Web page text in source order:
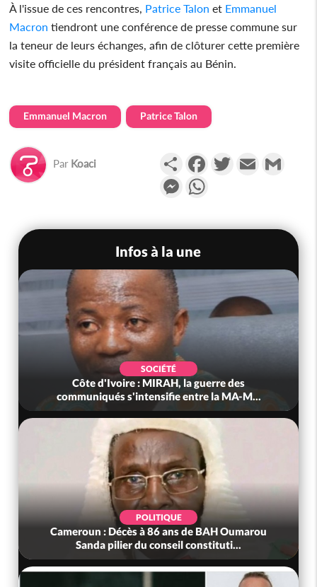
À l'issue de ces rencontres, Patrice Talon et Emmanuel
Macron tiendront une conférence de presse commune sur
la teneur de leurs échanges, afin de clôturer cette première
visite officielle du président français au Bénin.
Emmanuel Macron Patrice Talon
Par Koaci PartagerFacebookTwitterEmail
Messenger
Infos à la une
SOCIÉTÉ
Côte d'Ivoire : MIRAH, la guerre des
communiqués s'intensifie entre la MA-M...
POLITIQUE
Cameroun : Décès à 86 ans de BAH Oumarou
Sanda pilier du conseil constituti...